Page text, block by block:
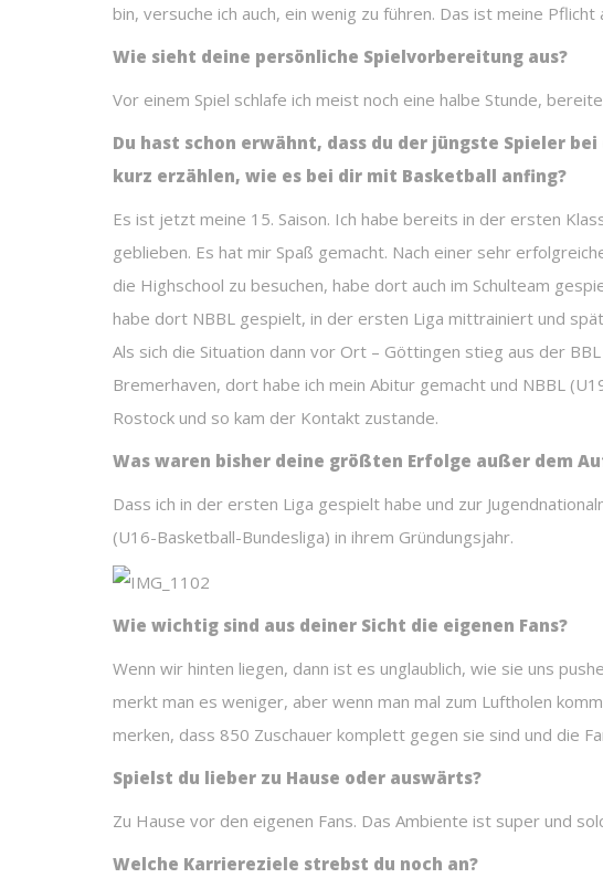
bin, versuche ich auch, ein wenig zu führen. Das ist meine
Wie sieht deine persönliche Spielvorbereitung aus?
Vor einem Spiel schlafe ich meist noch eine halbe Stunde,
Du hast schon erwähnt, dass du der jüngste Spieler
kurz erzählen, wie es bei dir mit Basketball anfing?
Es ist jetzt meine 15. Saison. Ich habe bereits in der ersten
geblieben. Es hat mir Spaß gemacht. Nach einer sehr
die Highschool zu besuchen, habe dort auch im Schulteam
habe dort NBBL gespielt, in der ersten Liga mittrainiert und
Als sich die Situation dann vor Ort – Göttingen stieg aus der
Bremerhaven, dort habe ich mein Abitur gemacht und NBBL
Rostock und so kam der Kontakt zustande.
Was waren bisher deine größten Erfolge außer dem
Dass ich in der ersten Liga gespielt habe und zur
(U16-Basketball-Bundesliga) in ihrem Gründungsjahr.
Wie wichtig sind aus deiner Sicht die eigenen Fans?
Wenn wir hinten liegen, dann ist es unglaublich, wie sie uns
merkt man es weniger, aber wenn man mal zum Luftholen
merken, dass 850 Zuschauer komplett gegen sie sind und die
Spielst du lieber zu Hause oder auswärts?
Zu Hause vor den eigenen Fans. Das Ambiente ist super und
Welche Karriereziele strebst du noch an?